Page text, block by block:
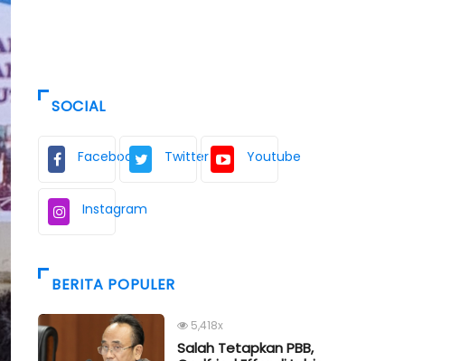
SOCIAL
Facebook Twitter Youtube
Instagram
BERITA POPULER
5,418x
Salah Tetapkan PBB,